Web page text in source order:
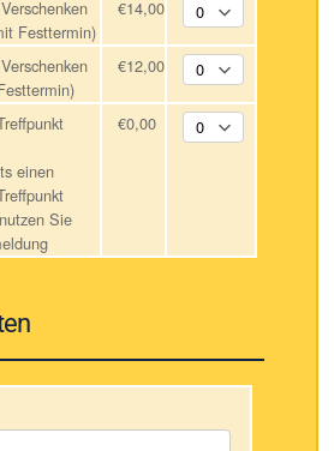
Festtermin)
€14,00
€12,00
einen
Sie
€0,00